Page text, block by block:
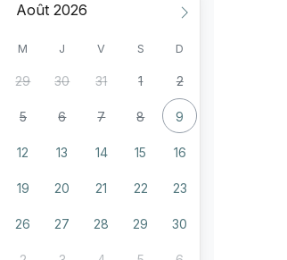
Août
M J V S D
29 30 31 1 2
5 6 7 8 9
12 13 14 15 16
19 20 21 22 23
26 27 28 29 30